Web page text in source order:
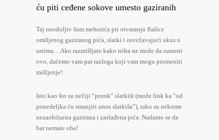
ću piti ceđene sokove umesto gaziranih
Taj neodoljiv šum mehurića pri otvaranju flašice
omiljenog gaziranog pića, slatki i osvežavajući ukus u
ustima…Ako razmišljate kako ništa ne može da zameni
ovo, daćemo vam par razloga koji vam mogu promeniti
mišljenje!
Isto kao što su nečiji “porok” slatkiši (može link ka “od
ponedeljka ću smanjiti unos slatkiša”), tako su nekome
nezaobilazna gazirana i zaslađena pića. Nadamo se da
bar nemate oba!